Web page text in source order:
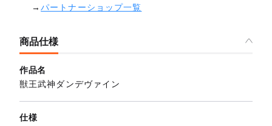
→パートナーショップ一覧
商品仕様
作品名
獣王武神ダンデヴァイン
仕様